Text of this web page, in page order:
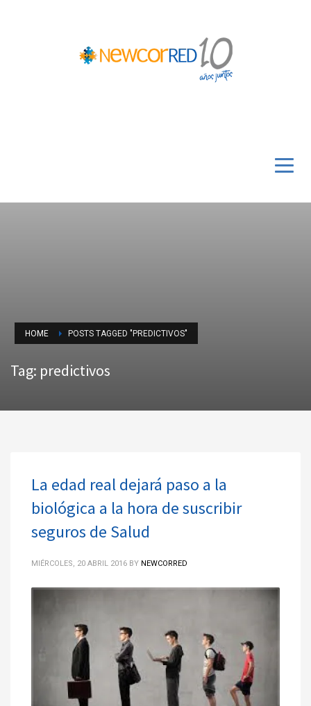
HOME POSTS TAGGED "PREDICTIVOS"
Tag: predictivos
La edad real dejará paso a la
biológica a la hora de suscribir
seguros de Salud
MIÉRCOLES, 20 ABRIL 2016 BY NEWCORRED